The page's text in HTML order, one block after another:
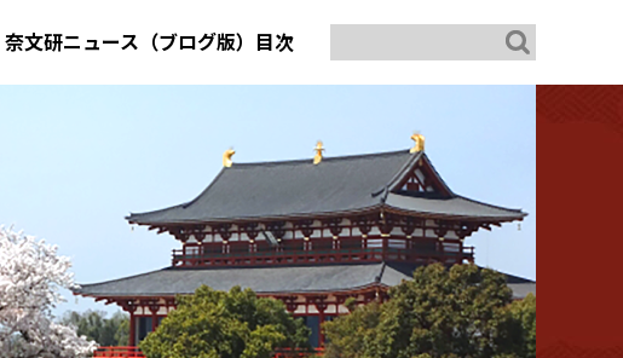
奈文研ニュース（ブログ版）目次